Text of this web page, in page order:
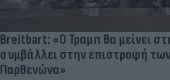
Breitbart: «Ο Τραμπ θα μείνει
συμβάλλει στην επιστροφή
Παρθενώνα»